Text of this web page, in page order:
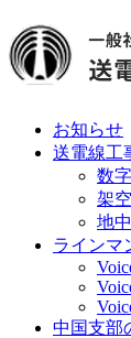
お知らせ
送電線工
数
架
地
ラインマ
中国支部